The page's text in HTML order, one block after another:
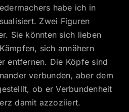
habe ich in
Zwei Figuren
Sie könnten sich lieben
sich annähern
entfernen. Die Köpfe sind
verbunden, aber dem
ob er Verbundenheit
damit azzoziiert.